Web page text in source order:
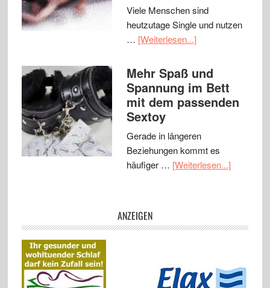
Viele Menschen sind
heutzutage Single und nutzen
… [Weiterlesen...]
Mehr Spaß und
Spannung im Bett
mit dem passenden
Sextoy
Gerade in längeren
Beziehungen kommt es
häufiger … [Weiterlesen...]
ANZEIGEN